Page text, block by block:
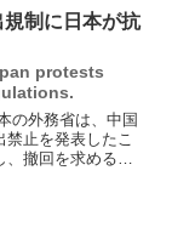
いていません。利
規制に日本が抗
protests
の外務省は、中国
止を発表したこ
、撤回を求める声